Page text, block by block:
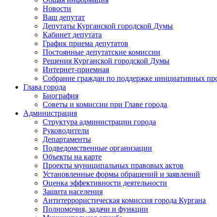
Новости
Ваш депутат
Депутаты Курганской городской Думы
Кабинет депутата
График приема депутатов
Постоянные депутатские комиссии
Решения Курганской городской Думы
Интернет-приемная
Собрание граждан по поддержке инициативных
Глава города
Биография
Советы и комиссии при Главе города
Администрация
Структура администрации города
Руководители
Департаменты
Подведомственные организации
Объекты на карте
Проекты муниципальных правовых актов
Установленные формы обращений и заявлений
Оценка эффективности деятельности
Защита населения
Антитеррористическая комиссия города Кургана
Полномочия, задачи и функции